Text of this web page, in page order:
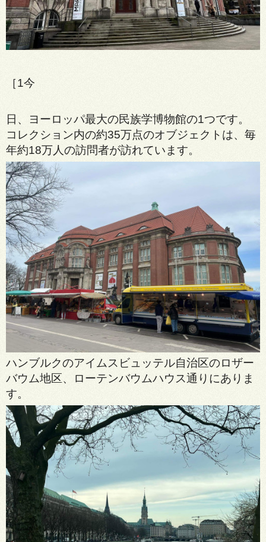
［1今
日、ヨーロッパ最大の民族学博物館の1つです。
コレクション内の約35万点のオブジェクトは、毎
年約18万人の訪問者が訪れています。
ハンブルクのアイムスビュッテル自治区のロザー
バウム地区、ローテンバウムハウス通りにありま
す。